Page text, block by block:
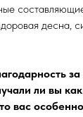
десна,
ли вы
вас